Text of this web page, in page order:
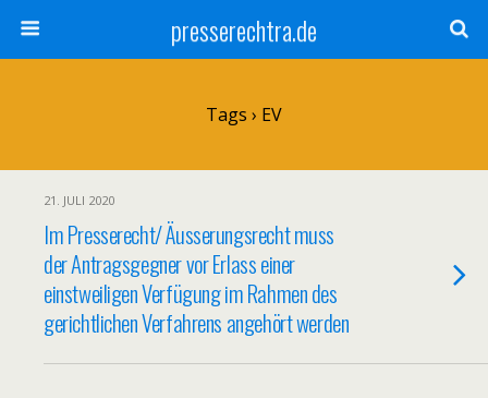
presserechtra.de
Tags › EV
21. JULI 2020
Im Presserecht/ Äusserungsrecht muss
der Antragsgegner vor Erlass einer
einstweiligen Verfügung im Rahmen des
gerichtlichen Verfahrens angehört werden